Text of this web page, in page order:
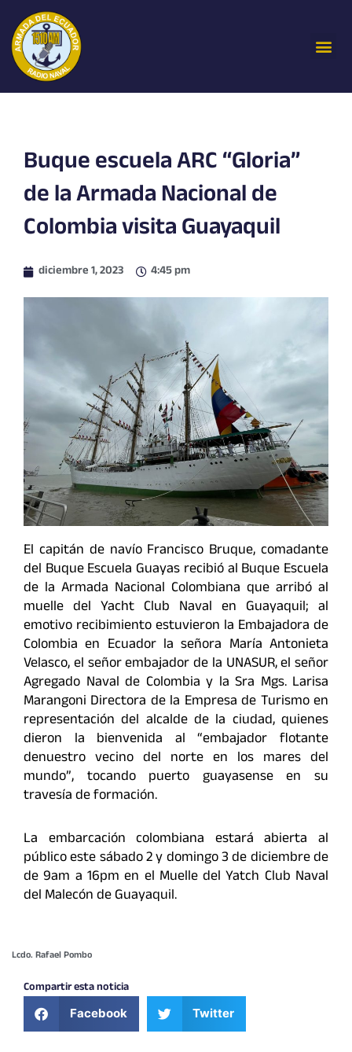
contenido
Buque escuela ARC “Gloria”
de la Armada Nacional de
Colombia visita Guayaquil
diciembre 1, 2023 4:45 pm
El capitán de navío Francisco Bruque, comadante
del Buque Escuela Guayas recibió al Buque Escuela
de la Armada Nacional Colombiana que arribó al
muelle del Yacht Club Naval en Guayaquil; al
emotivo recibimiento estuvieron la Embajadora de
Colombia en Ecuador la señora María Antonieta
Velasco, el señor embajador de la UNASUR, el señor
Agregado Naval de Colombia y la Sra Mgs. Larisa
Marangoni Directora de la Empresa de Turismo en
representación del alcalde de la ciudad, quienes
dieron la bienvenida al “embajador flotante
denuestro vecino del norte en los mares del
mundo”, tocando puerto guayasense en su
travesía de formación.
La embarcación colombiana estará abierta al
público este sábado 2 y domingo 3 de diciembre de
de 9am a 16pm en el Muelle del Yatch Club Naval
del Malecón de Guayaquil.
Lcdo. Rafael Pombo
Compartir esta noticia
Facebook Twitter